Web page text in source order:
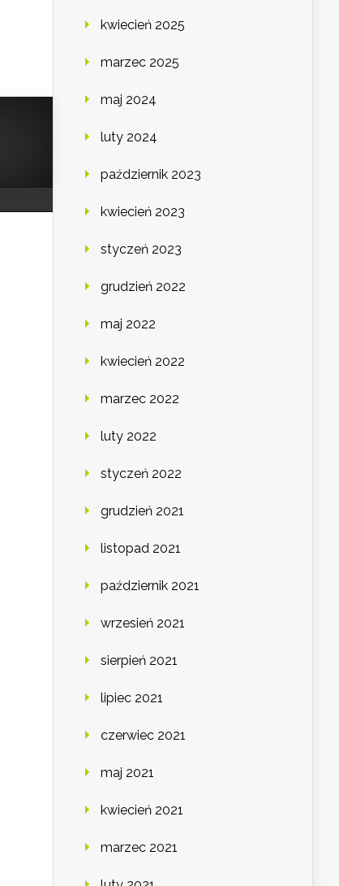
kwiecień 2025
marzec 2025
maj 2024
luty 2024
październik 2023
kwiecień 2023
styczeń 2023
grudzień 2022
maj 2022
kwiecień 2022
marzec 2022
luty 2022
styczeń 2022
grudzień 2021
listopad 2021
październik 2021
wrzesień 2021
sierpień 2021
lipiec 2021
czerwiec 2021
maj 2021
kwiecień 2021
marzec 2021